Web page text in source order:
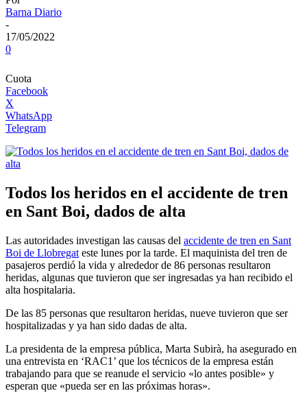
Barna Diario
-
17/05/2022
0
Cuota
Facebook
X
WhatsApp
Telegram
Todos los heridos en el accidente de tren
en Sant Boi, dados de alta
Las autoridades investigan las causas del accidente de tren en Sant
Boi de Llobregat este lunes por la tarde. El maquinista del tren de
pasajeros perdió la vida y alrededor de 86 personas resultaron
heridas, algunas que tuvieron que ser ingresadas ​​ya han recibido el
alta hospitalaria.
De las 85 personas que resultaron heridas, nueve tuvieron que ser
hospitalizadas y ya han sido dadas de alta.
La presidenta de la empresa pública, Marta Subirà, ha asegurado en
una entrevista en ‘RAC1’ que los técnicos de la empresa están
trabajando para que se reanude el servicio «lo antes posible» y
esperan que «pueda ser en las próximas horas».